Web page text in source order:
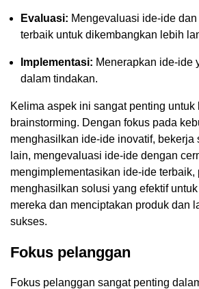
Evaluasi: Mengevaluasi ide-ide
terbaik untuk dikembangkan lebih
Implementasi: Menerapkan ide-ide
dalam tindakan.
Kelima aspek ini sangat penting
brainstorming. Dengan fokus pada
menghasilkan ide-ide inovatif, bekerja
lain, mengevaluasi ide-ide dengan
mengimplementasikan ide-ide terbaik,
menghasilkan solusi yang efektif
mereka dan menciptakan produk dan
sukses.
Fokus pelanggan
Fokus pelanggan sangat penting